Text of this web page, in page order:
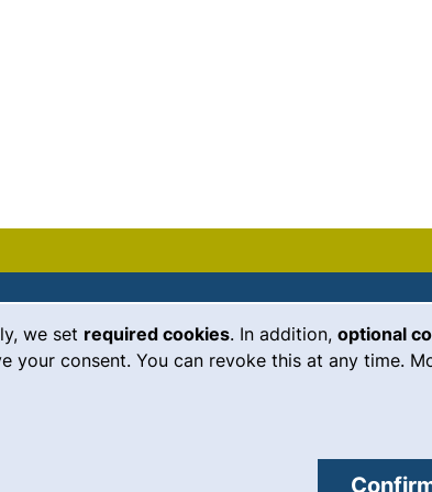
we set required cookies. In addition, optional
your consent. You can revoke this at any time.
Emergency(external link, opens in a new
Legal notice
Cookie settings